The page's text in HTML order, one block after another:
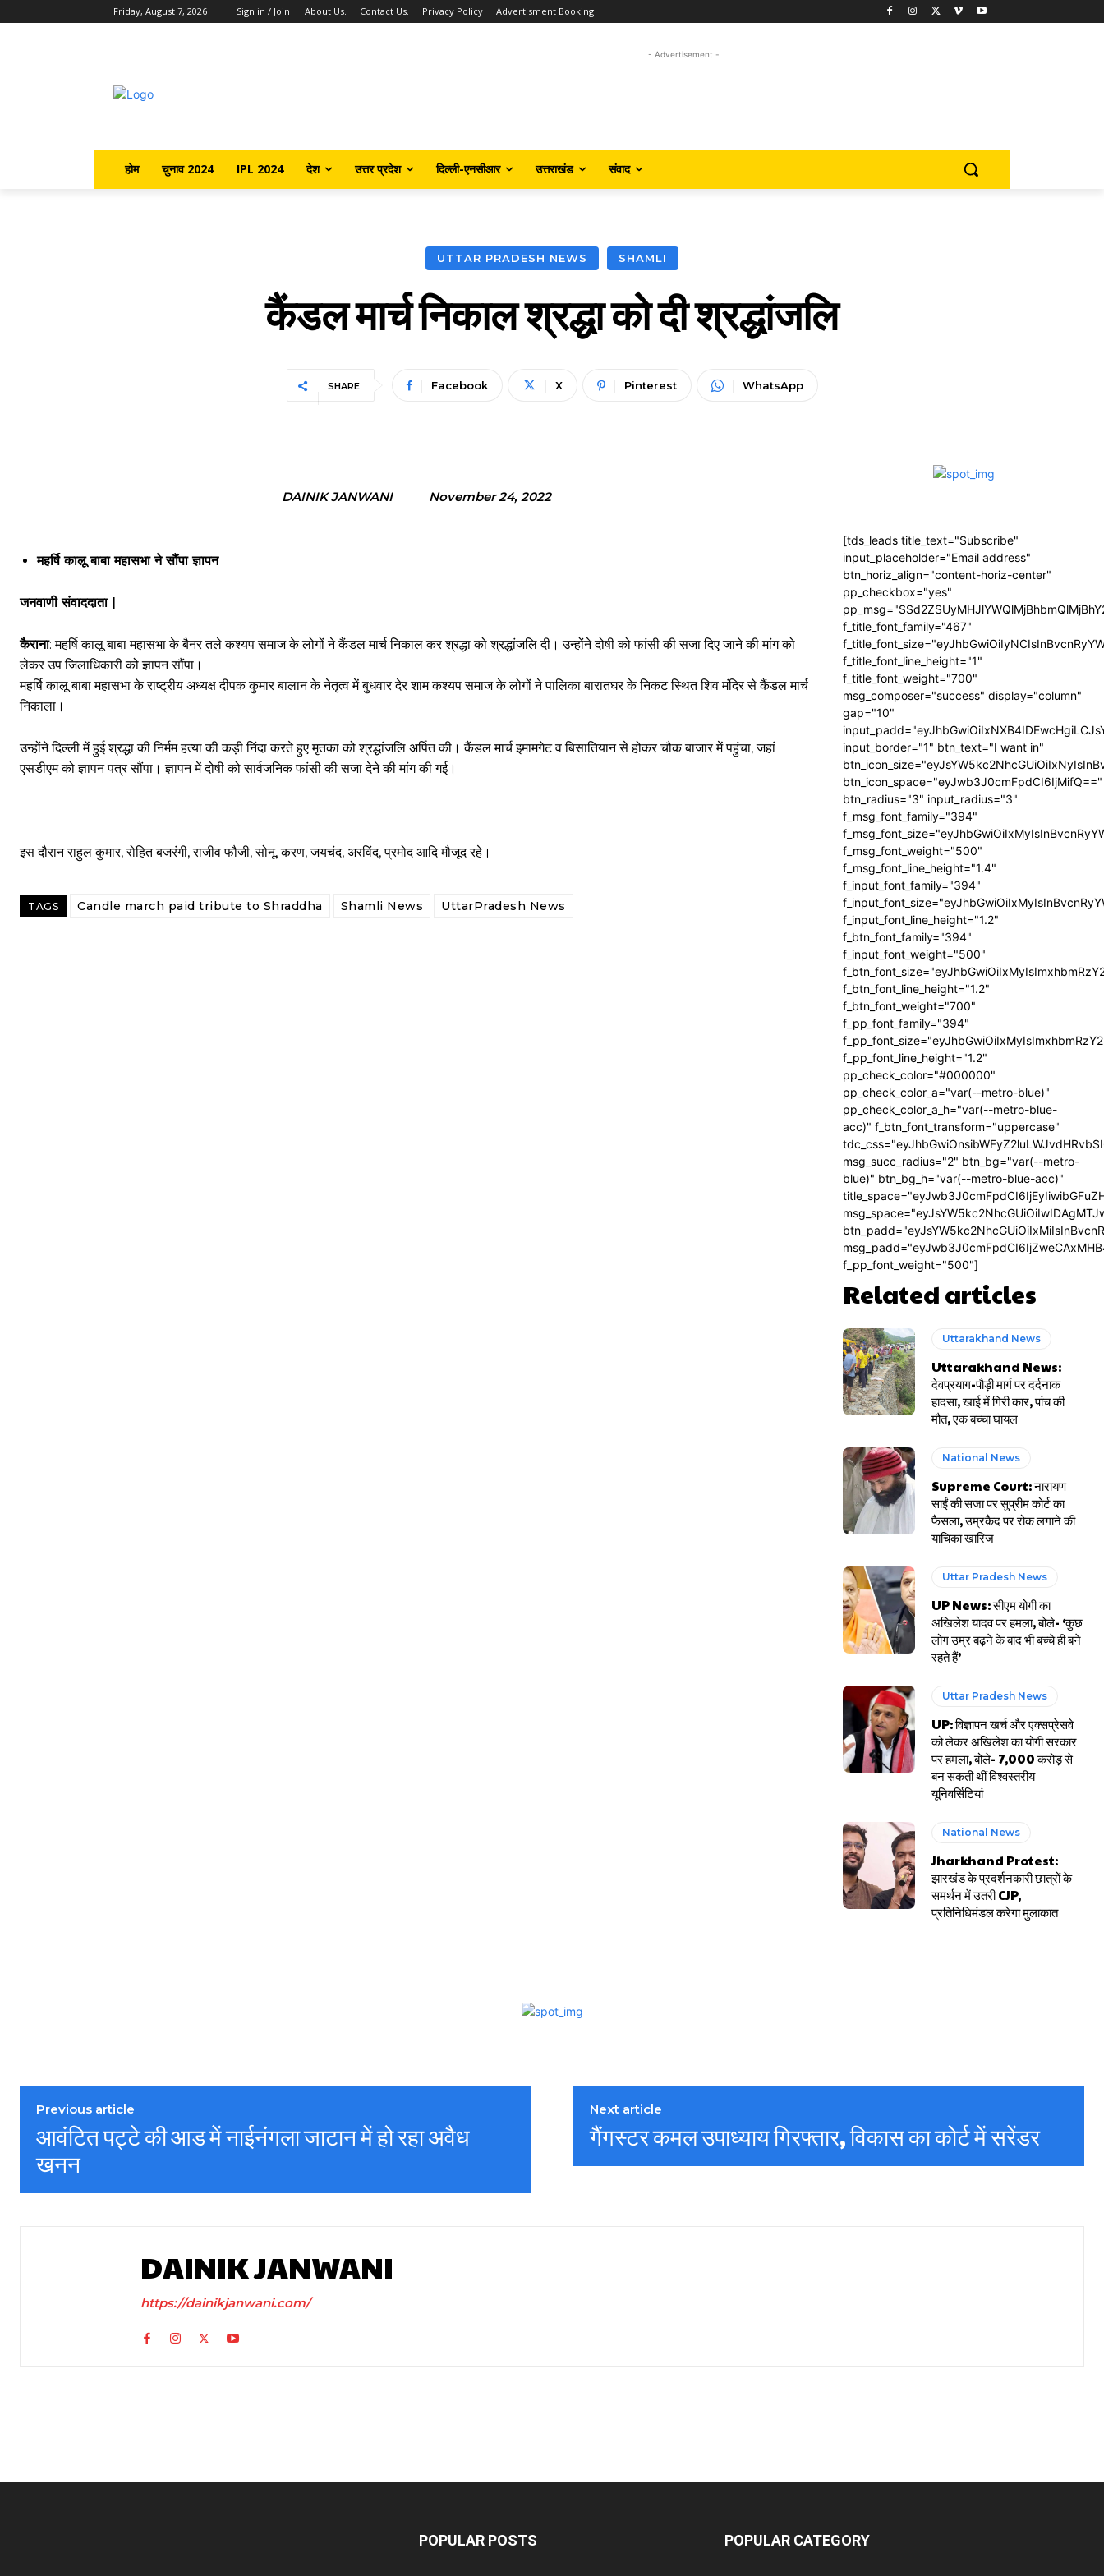
Friday, August 7, 2026 Sign in / Join About Us. Contact Us. Privacy Policy Advertisment Booking
- Advertisement -
होम चुनाव 2024 IPL 2024 देश उत्तर प्रदेश दिल्ली-एनसीआर उत्तराखंड संवाद
UTTAR PRADESH NEWS SHAMLI
कैंडल मार्च निकाल श्रद्धा को दी श्रद्धांजलि
SHARE Facebook X Pinterest WhatsApp
DAINIK JANWANI November 24, 2022
महर्षि कालू बाबा महासभा ने सौंपा ज्ञापन
जनवाणी संवाददाता |
कैराना: महर्षि कालू बाबा महासभा के बैनर तले कश्यप समाज के लोगों ने कैंडल मार्च निकाल कर श्रद्धा को श्रद्धांजलि दी। उन्होंने दोषी को फांसी की सजा दिए जाने की मांग को
लेकर उप जिलाधिकारी को ज्ञापन सौंपा।
महर्षि कालू बाबा महासभा के राष्ट्रीय अध्यक्ष दीपक कुमार बालान के नेतृत्व में बुधवार देर शाम कश्यप समाज के लोगों ने पालिका बारातघर के निकट स्थित शिव मंदिर से कैंडल मार्च
निकाला।
उन्होंने दिल्ली में हुई श्रद्धा की निर्मम हत्या की कड़ी निंदा करते हुए मृतका को श्रद्धांजलि अर्पित की। कैंडल मार्च इमामगेट व बिसातियान से होकर चौक बाजार में पहुंचा, जहां
एसडीएम को ज्ञापन पत्र सौंपा। ज्ञापन में दोषी को सार्वजनिक फांसी की सजा देने की मांग की गई।
इस दौरान राहुल कुमार, रोहित बजरंगी, राजीव फौजी, सोनू, करण, जयचंद, अरविंद, प्रमोद आदि मौजूद रहे।
TAGS Candle march paid tribute to Shraddha Shamli News UttarPradesh News
[tds_leads title_text="Subscribe"
input_placeholder="Email address"
btn_horiz_align="content-horiz-center"
pp_checkbox="yes"
f_title_font_family="467"
f_title_font_line_height="1"
f_title_font_weight="700"
msg_composer="success" display="column"
gap="10"
input_border="1" btn_text="I want in"
btn_icon_space="eyJwb3J0cmFpdCI6IjMifQ=="
btn_radius="3" input_radius="3"
f_msg_font_family="394"
f_msg_font_weight="500"
f_msg_font_line_height="1.4"
f_input_font_family="394"
f_input_font_line_height="1.2"
f_btn_font_family="394"
f_input_font_weight="500"
f_btn_font_line_height="1.2"
f_btn_font_weight="700"
f_pp_font_family="394"
f_pp_font_line_height="1.2"
pp_check_color="#000000"
pp_check_color_a="var(--metro-blue)"
pp_check_color_a_h="var(--metro-blue-
acc)" f_btn_font_transform="uppercase"
msg_succ_radius="2" btn_bg="var(--metro-
blue)" btn_bg_h="var(--metro-blue-acc)"
f_pp_font_weight="500"]
Related articles
Uttarakhand News
Uttarakhand News:
देवप्रयाग-पौड़ी मार्ग पर दर्दनाक
हादसा, खाई में गिरी कार, पांच की
मौत, एक बच्चा घायल
National News
Supreme Court: नारायण
साईं की सजा पर सुप्रीम कोर्ट का
फैसला, उम्रकैद पर रोक लगाने की
याचिका खारिज
Uttar Pradesh News
UP News: सीएम योगी का
अखिलेश यादव पर हमला, बोले- ‘कुछ
लोग उम्र बढ़ने के बाद भी बच्चे ही बने
रहते हैं’
Uttar Pradesh News
UP: विज्ञापन खर्च और एक्सप्रेसवे
को लेकर अखिलेश का योगी सरकार
पर हमला, बोले- 7,000 करोड़ से
बन सकती थीं विश्वस्तरीय
यूनिवर्सिटियां
National News
Jharkhand Protest:
झारखंड के प्रदर्शनकारी छात्रों के
समर्थन में उतरी CJP,
प्रतिनिधिमंडल करेगा मुलाकात
Previous article
आवंटित पट्टे की आड में नाईनंगला जाटान में हो रहा अवैध
खनन
Next article
गैंगस्टर कमल उपाध्याय गिरफ्तार, विकास का कोर्ट में सरेंडर
DAINIK JANWANI
https://dainikjanwani.com/
POPULAR POSTS POPULAR CATEGORY